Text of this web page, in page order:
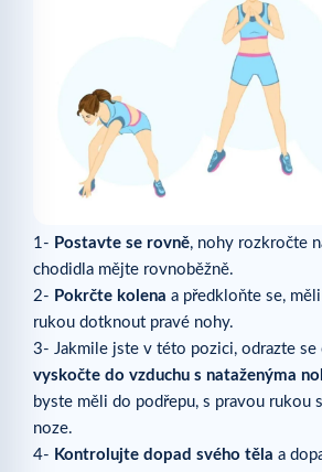
1- Postavte se rovně, nohy rozkročte
chodidla mějte rovnoběžně.
2- Pokrčte kolena a předkloňte se,
rukou dotknout pravé nohy.
3- Jakmile jste v této pozici, odrazte se
vyskočte do vzduchu s nataženýma
byste měli do podřepu, s pravou rukou
noze.
4- Kontrolujte dopad svého těla a